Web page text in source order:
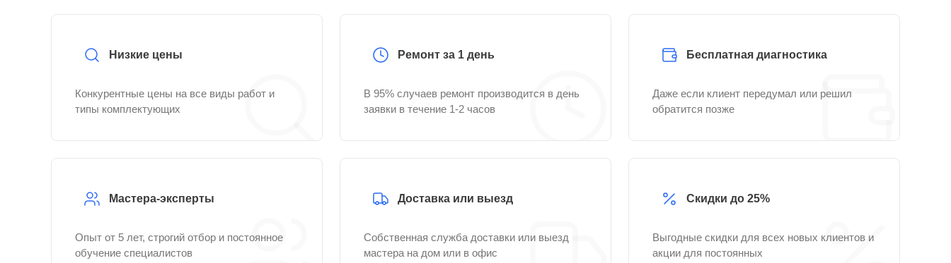
Низкие цены
Конкурентные цены на все виды работ и
типы комплектующих
Ремонт за 1 день
В 95% случаев ремонт производится в день
заявки в течение 1-2 часов
Бесплатная диагностика
Даже если клиент передумал или решил
обратится позже
Мастера-эксперты
Опыт от 5 лет, строгий отбор и постоянное
обучение специалистов
Доставка или выезд
Собственная служба доставки или выезд
мастера на дом или в офис
Скидки до 25%
Выгодные скидки для всех новых клиентов и
акции для постоянных